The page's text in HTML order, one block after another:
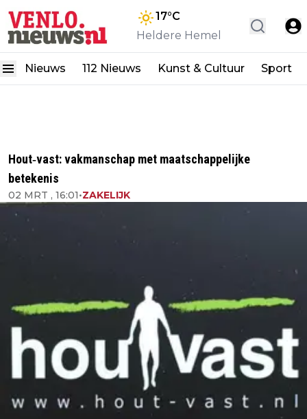
17°C
Heldere Hemel
Nieuws 112 Nieuws Kunst & Cultuur Sport
Hout‑vast: vakmanschap met maatschappelijke
betekenis
02 MRT , 16:01•ZAKELIJK